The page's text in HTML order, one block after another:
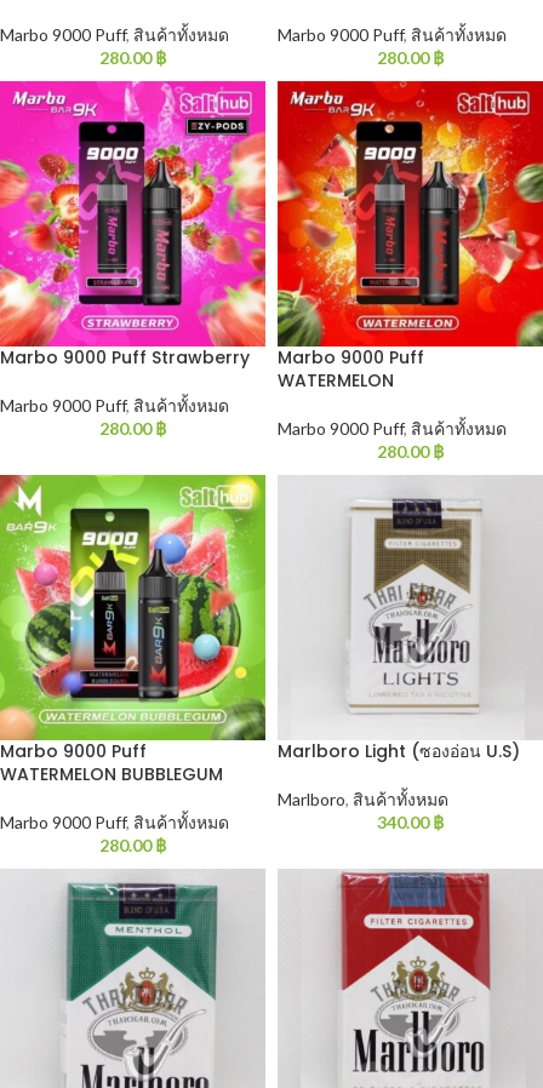
Marbo 9000 Puff, สินค้าทั้งหมด
280.00฿
Marbo 9000 Puff, สินค้าทั้งหมด
280.00฿
Marbo 9000 Puff Strawberry
Marbo 9000 Puff, สินค้าทั้งหมด
280.00฿
Marbo 9000 Puff
WATERMELON
Marbo 9000 Puff, สินค้าทั้งหมด
280.00฿
Marbo 9000 Puff
WATERMELON BUBBLEGUM
Marbo 9000 Puff, สินค้าทั้งหมด
280.00฿
Marlboro Light (ซองอ่อน U.S)
Marlboro, สินค้าทั้งหมด
340.00฿